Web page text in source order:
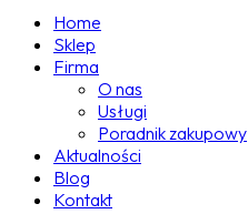
Home
Sklep
Firma
O nas
Usługi
Poradnik zakupowy
Aktualności
Blog
Kontakt